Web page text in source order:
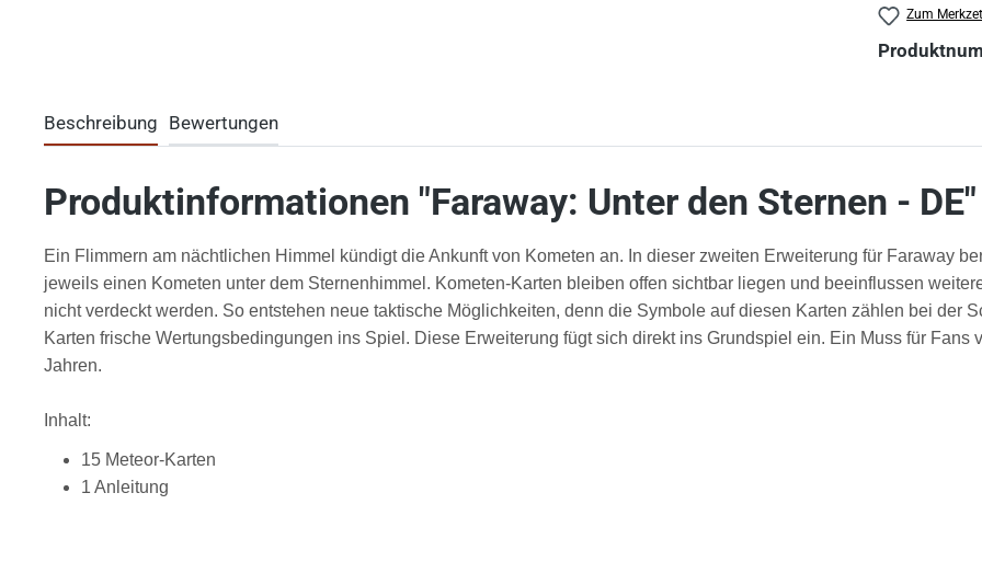
Zum
Beschreibung Bewertungen
Produktinformationen "Faraway: Unter den Sternen - DE"
Ein Flimmern am nächtlichen Himmel kündigt die Ankunft von Kometen an. In dieser zweiten Erweiterung für Faraway
jeweils einen Kometen unter dem Sternenhimmel. Kometen-Karten bleiben offen sichtbar liegen und beeinflussen
nicht verdeckt werden. So entstehen neue taktische Möglichkeiten, denn die Symbole auf diesen Karten zählen bei der
Karten frische Wertungsbedingungen ins Spiel. Diese Erweiterung fügt sich direkt ins Grundspiel ein. Ein Muss für
Jahren.
Inhalt:
15 Meteor-Karten
1 Anleitung